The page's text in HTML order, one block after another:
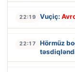
22:19 Vuçiç:
22:17
Hörmüz